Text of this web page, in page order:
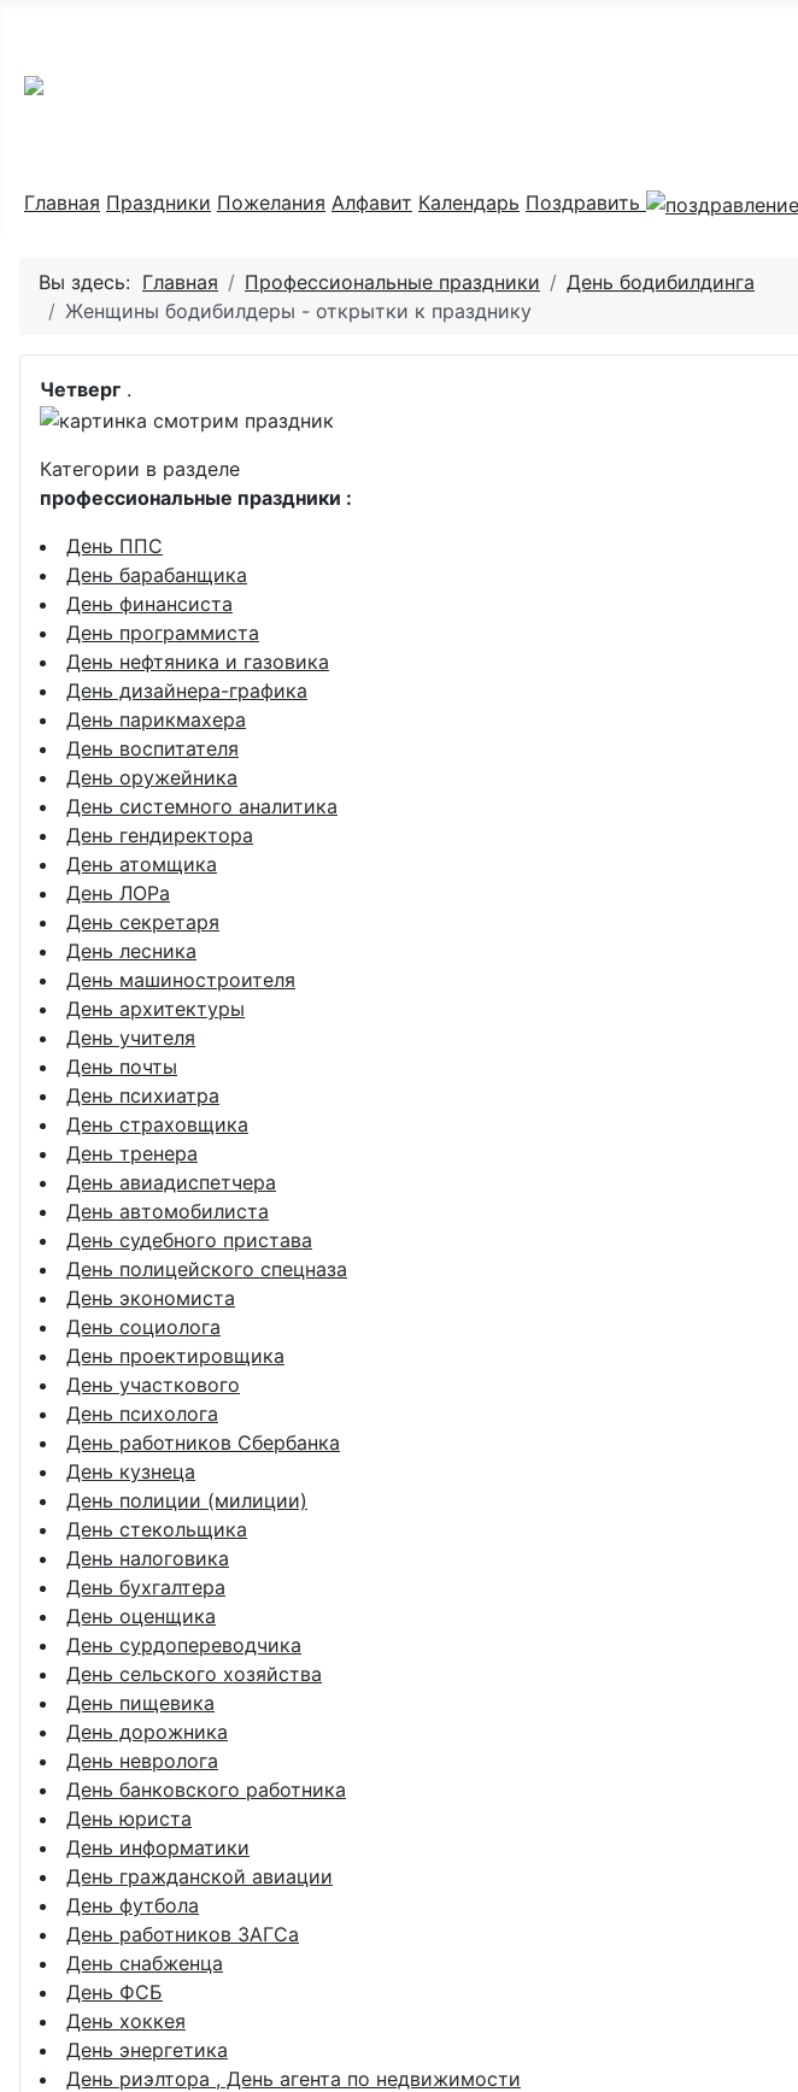
Главная Праздники Пожелания Алфавит Календарь Поздравить
Вы здесь: Главная Профессиональные праздники
День бодибилдинга
Женщины бодибилдеры - открытки к празднику
Четверг .
Категории в разделе
профессиональные праздники :
День ППС
День барабанщика
День финансиста
День программиста
День нефтяника и газовика
День дизайнера-графика
День парикмахера
День воспитателя
День оружейника
День системного аналитика
День гендиректора
День атомщика
День ЛОРа
День секретаря
День лесника
День машиностроителя
День архитектуры
День учителя
День почты
День психиатра
День страховщика
День тренера
День авиадиспетчера
День автомобилиста
День судебного пристава
День полицейского спецназа
День экономиста
День социолога
День проектировщика
День участкового
День психолога
День работников Сбербанка
День кузнеца
День полиции (милиции)
День стекольщика
День налоговика
День бухгалтера
День оценщика
День сурдопереводчика
День сельского хозяйства
День пищевика
День дорожника
День невролога
День банковского работника
День юриста
День информатики
День гражданской авиации
День футбола
День работников ЗАГСа
День снабженца
День ФСБ
День хоккея
День энергетика
День риэлтора , День агента по недвижимости